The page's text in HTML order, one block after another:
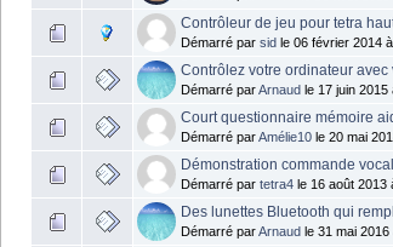
Contrôleur de jeu pour tetra
Démarré par sid le 06 février 2014
Contrôlez votre ordinateur avec
Démarré parArnaud le 17 juin
Court questionnaire mémoire
Démarré parAmélie10 le 20 mai
Démonstration commande
Démarré par tetra4 le 16 août 2013
Des lunettes Bluetooth qui
Démarré parArnaud le 31 mai